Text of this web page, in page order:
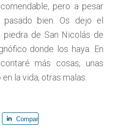
pero a pesar
bien. Os dejo el
de San Nicolás de
donde los haya. En
más cosas, unas
la vida, otras malas.
Comparte